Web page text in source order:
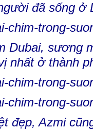
đã sống ở
Dubai, sương
nhất ở thành
đẹp, Azmi